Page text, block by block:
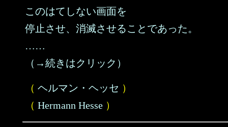
このはてしない画面を
停止させ、消滅させることであった。
……
（→続きはクリック）
（ ヘルマン・ヘッセ ）
（ Hermann Hesse ）